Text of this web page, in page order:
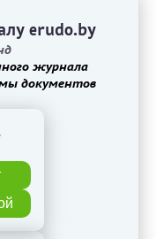
erudo.by
журнала
документов